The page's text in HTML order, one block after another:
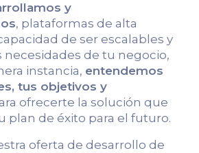
y
, plataformas de alta
de ser escalables y
necesidades de tu negocio,
instancia, entendemos
tus objetivos y
ofrecerte la solución que
plan de éxito para el futuro.
oferta de desarrollo de